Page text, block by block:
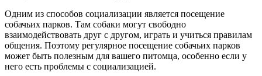
Одним из способов социализации является посещение
собачьих парков. Там собаки могут свободно
взаимодействовать друг с другом, играть и учиться правилам
общения. Поэтому регулярное посещение собачьих парков
может быть полезным для вашего питомца, особенно если у
него есть проблемы с социализацией.